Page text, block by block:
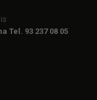
Tel. 93 237 08 05